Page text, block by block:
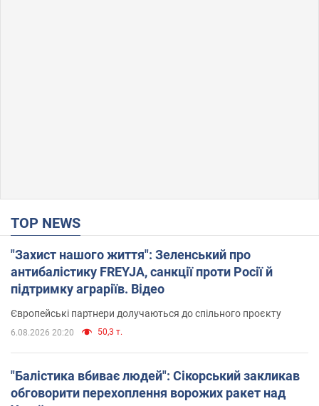
TOP NEWS
"Захист нашого життя": Зеленський про
антибалістику FREYJA, санкції проти Росії й
підтримку аграріїв. Відео
Європейські партнери долучаються до спільного проєкту
6.08.2026 20:20 50,3 т.
"Балістика вбиває людей": Сікорський закликав
обговорити перехоплення ворожих ракет над